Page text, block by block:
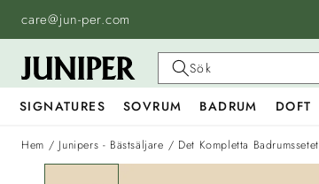
TILL
INNEHÅLL
care@jun-per.com
SIGNATURES SOVRUM BADRUM DOFT
Sök
Hem / Junipers - Bästsäljare / Det Kompletta Badrumssetet